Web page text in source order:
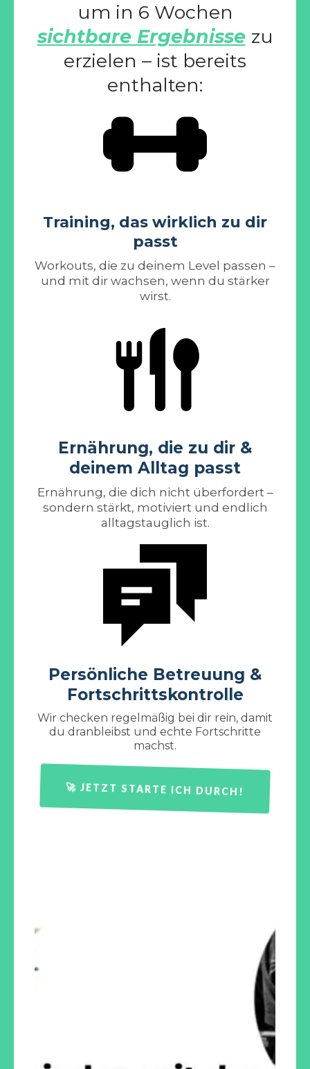
um in 6 Wochen
sichtbare Ergebnisse zu
erzielen – ist bereits
enthalten:
Training, das wirklich zu dir
passt
Workouts, die zu deinem Level passen –
und mit dir wachsen, wenn du stärker
wirst.
Ernährung, die zu dir &
deinem Alltag passt
Ernährung, die dich nicht überfordert –
sondern stärkt, motiviert und endlich
alltagstauglich ist.
Persönliche Betreuung &
Fortschrittskontrolle
Wir checken regelmäßig bei dir rein, damit
du dranbleibst und echte Fortschritte
machst.
🚀 JETZT STARTE ICH DURCH!